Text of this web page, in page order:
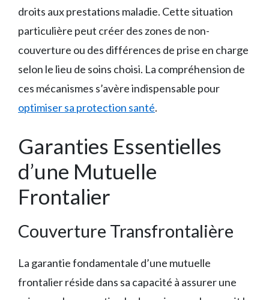
droits aux prestations maladie. Cette situation
particulière peut créer des zones de non-
couverture ou des différences de prise en charge
selon le lieu de soins choisi. La compréhension de
ces mécanismes s’avère indispensable pour
optimiser sa protection santé.
Garanties Essentielles
d’une Mutuelle
Frontalier
Couverture Transfrontalière
La garantie fondamentale d’une mutuelle
frontalier réside dans sa capacité à assurer une